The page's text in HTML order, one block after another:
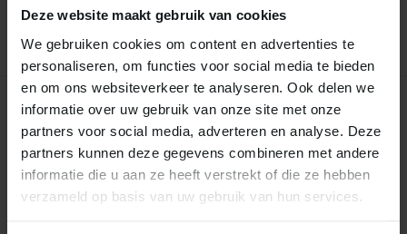
Deze website maakt gebruik van cookies
We gebruiken cookies om content en advertenties te
personaliseren, om functies voor social media te bieden
en om ons websiteverkeer te analyseren. Ook delen we
informatie over uw gebruik van onze site met onze
partners voor social media, adverteren en analyse. Deze
partners kunnen deze gegevens combineren met andere
informatie die u aan ze heeft verstrekt of die ze hebben
verzameld op basis van uw gebruik van hun services.
Schrijf je eigen review
Recent bekeken